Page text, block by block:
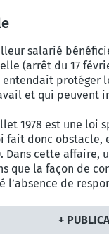
salarié
(arrêt du 17
entendait protéger
et qui peuvent
1978 est une loi
fait donc obstacle,
Dans cette affaire,
que la façon de
l’absence de
+